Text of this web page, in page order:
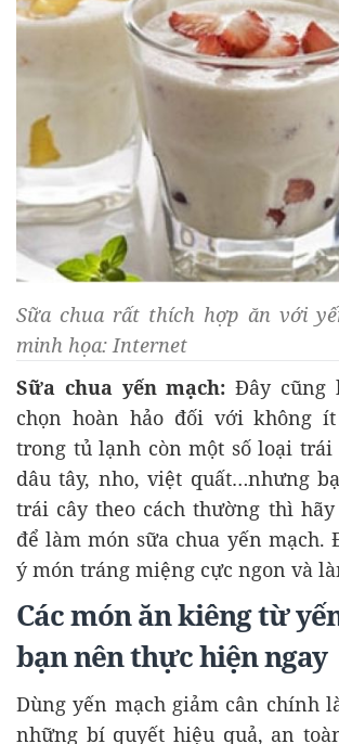
Sữa chua rất thích hợp ăn với
minh họa: Internet
Sữa chua yến mạch: Đây cũng
chọn hoàn hảo đối với không
trong tủ lạnh còn một số loại trái
dâu tây, nho, việt quất…nhưng
trái cây theo cách thường thì
để làm món sữa chua yến mạch.
ý món tráng miệng cực ngon và
Các món ăn kiêng từ
bạn nên thực hiện ngay
Dùng yến mạch giảm cân chính
những bí quyết hiệu quả, an